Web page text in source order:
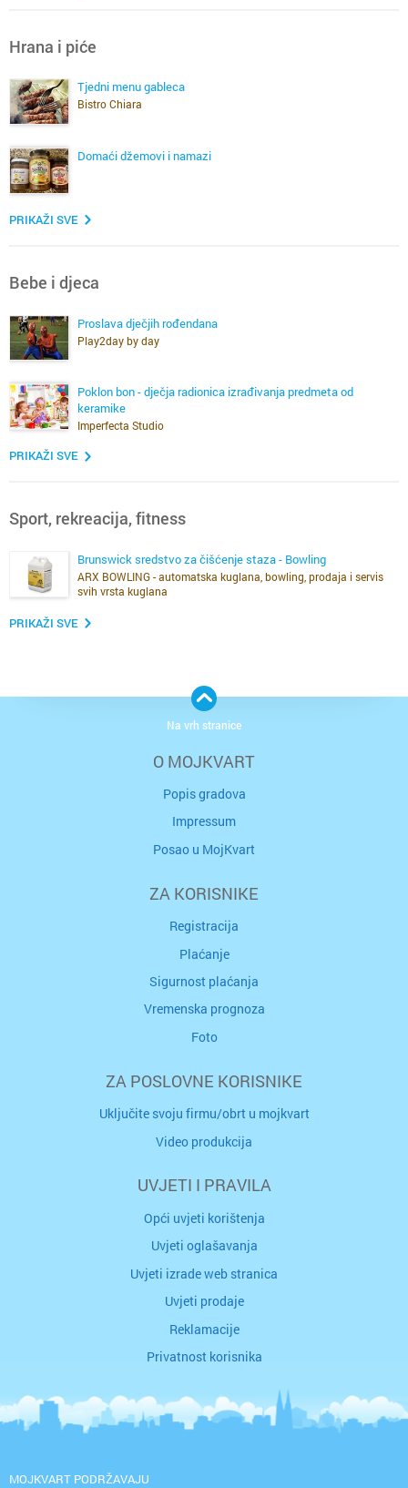
Hrana i piće
Tjedni menu gableca
Bistro Chiara
Domaći džemovi i namazi
PRIKAŽI SVE
Bebe i djeca
Proslava dječjih rođendana
Play2day by day
Poklon bon - dječja radionica izrađivanja predmeta od
keramike
Imperfecta Studio
PRIKAŽI SVE
Sport, rekreacija, fitness
Brunswick sredstvo za čišćenje staza - Bowling
ARX BOWLING - automatska kuglana, bowling, prodaja i servis
svih vrsta kuglana
PRIKAŽI SVE
O MOJKVART
Popis gradova
Impressum
Posao u MojKvart
ZA KORISNIKE
Registracija
Plaćanje
Sigurnost plaćanja
Vremenska prognoza
Foto
ZA POSLOVNE KORISNIKE
Uključite svoju firmu/obrt u mojkvart
Video produkcija
UVJETI I PRAVILA
Opći uvjeti korištenja
Uvjeti oglašavanja
Uvjeti izrade web stranica
Uvjeti prodaje
Reklamacije
Privatnost korisnika
MOJKVART PODRŽAVAJU
Na vrh stranice